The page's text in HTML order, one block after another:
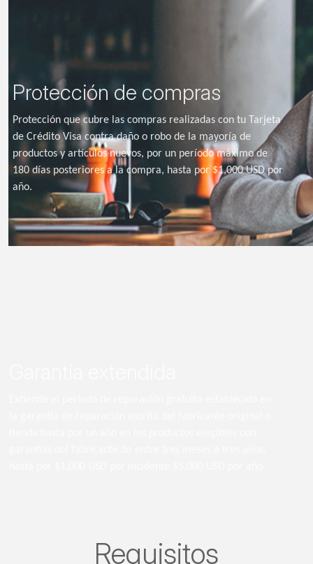
Protección de compras
Protección que cubre las compras realizadas con tu Tarjeta
de Crédito Visa contra daño o robo de la mayoría de
productos y artículos nuevos, por un período máximo de
180 días posteriores a la compra, hasta por $1,000 USD por
año.
Requisitos